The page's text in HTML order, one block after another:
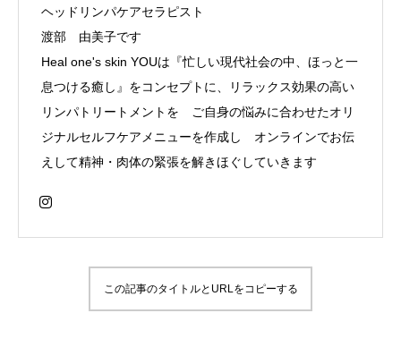
ヘッドリンパケアセラピスト
渡部 由美子です
Heal one's skin YOUは『忙しい現代社会の中、ほっと一
息つける癒し』をコンセプトに、リラックス効果の高い
リンパトリートメントを ご自身の悩みに合わせたオリ
ジナルセルフケアメニューを作成し オンラインでお伝
えして精神・肉体の緊張を解きほぐしていきます
この記事のタイトルとURLをコピーする